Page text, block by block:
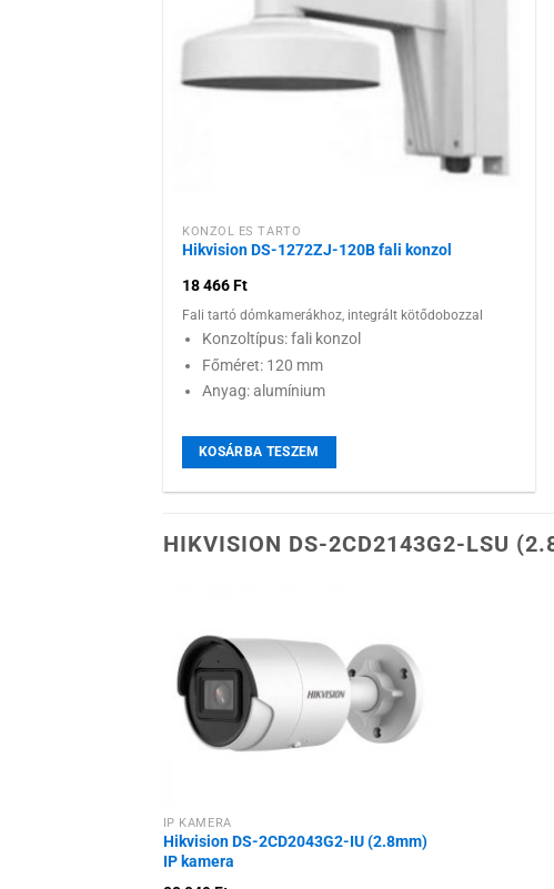
KONZOL ÉS TARTÓ
Hikvision DS-1272ZJ-120B fali konzol
18 466Ft
Fali tartó dómkamerákhoz, integrált kötődobozzal
Konzoltípus: fali konzol
Főméret: 120 mm
Anyag: alumínium
KOSÁRBA TESZEM
HIKVISION DS-2CD2143G2-LSU
Hozzáadás a
kívánságlistához
IP KAMERA
Hikvision DS-2CD2043G2-IU (2.8mm)
IP kamera